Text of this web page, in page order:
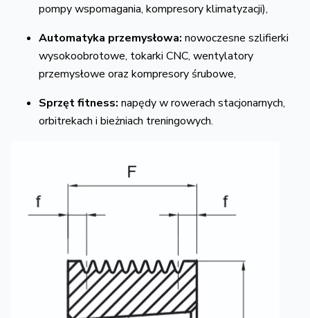
pompy wspomagania, kompresory klimatyzacji),
Automatyka przemysłowa: nowoczesne szlifierki
wysokoobrotowe, tokarki CNC, wentylatory
przemysłowe oraz kompresory śrubowe,
Sprzęt fitness: napędy w rowerach stacjonarnych,
orbitrekach i bieżniach treningowych.